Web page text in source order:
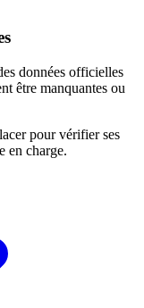
données officielles
être manquantes ou
pour vérifier ses
en charge.